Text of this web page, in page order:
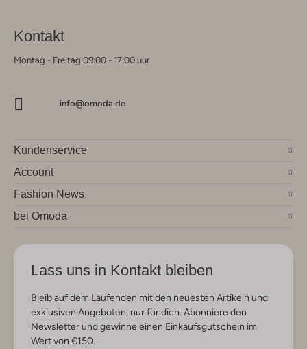
Kontakt
Montag - Freitag 09:00 - 17:00 uur
info@omoda.de
Kundenservice
Account
Fashion News
bei Omoda
Lass uns in Kontakt bleiben
Bleib auf dem Laufenden mit den neuesten Artikeln und
exklusiven Angeboten, nur für dich. Abonniere den
Newsletter und gewinne einen Einkaufsgutschein im
Wert von €150.